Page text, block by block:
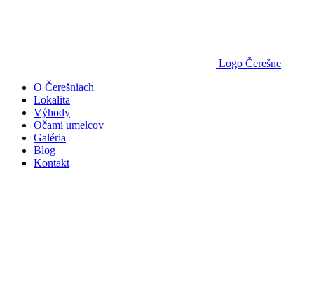
Logo Čerešne
O Čerešniach
Lokalita
Výhody
Očami umelcov
Galéria
Blog
Kontakt